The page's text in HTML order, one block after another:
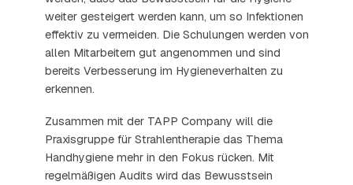
weiter gesteigert werden kann, um so Infektionen
effektiv zu vermeiden. Die Schulungen werden von
allen Mitarbeitern gut angenommen und sind
bereits Verbesserung im Hygieneverhalten zu
erkennen.
Zusammen mit der TAPP Company will die
Praxisgruppe für Strahlentherapie das Thema
Handhygiene mehr in den Fokus rücken. Mit
regelmäßigen Audits wird das Bewusstsein